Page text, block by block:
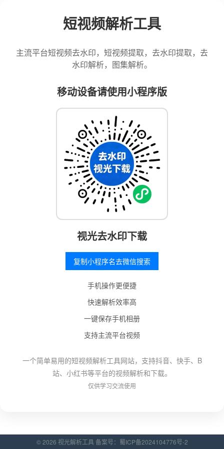
短视频解析工具
主流平台短视频去水印，短视频提取，去水印提取，去
水印解析，图集解析。
移动设备请使用小程序版
视光去水印下载
复制小程序名去微信搜索
手机操作更便捷
快速解析效率高
一键保存手机相册
支持主流平台视频
一个简单易用的短视频解析工具网站，支持抖音、快手、B
站、小红书等平台的视频解析和下载。
仅供学习交流使用
© 2026 视光解析工具 备案号： 蜀ICP备2024104776号-2